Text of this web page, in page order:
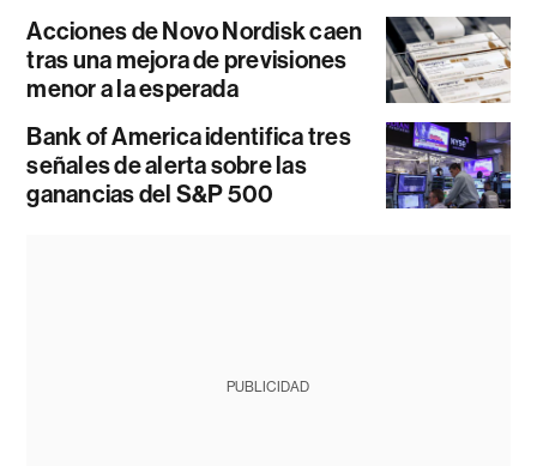
Acciones de Novo Nordisk caen
tras una mejora de previsiones
menor a la esperada
Bank of America identifica tres
señales de alerta sobre las
ganancias del S&P 500
PUBLICIDAD